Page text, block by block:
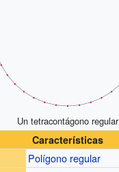
Un tetracontágono regular
Características
Polígono regular